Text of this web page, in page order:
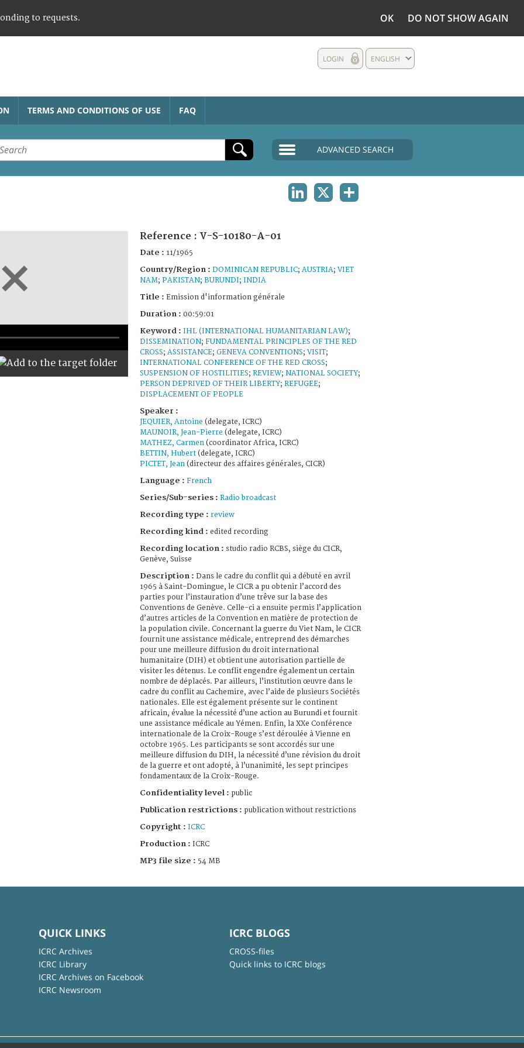
to requests. OK DO NOT SHOW AGAIN
ENGLISH
LOGIN
TERMS AND CONDITIONS OF USE FAQ
ADVANCED SEARCH
Reference : V-S-10180-A-01
Date : 11/1965
Country/Region : DOMINICAN REPUBLIC; AUSTRIA; VIET
NAM; PAKISTAN; BURUNDI; INDIA
Title : Emission d'information générale
Duration : 00:59:01
Keyword : IHL (INTERNATIONAL HUMANITARIAN LAW);
DISSEMINATION; FUNDAMENTAL PRINCIPLES OF THE RED
CROSS; ASSISTANCE; GENEVA CONVENTIONS; VISIT;
INTERNATIONAL CONFERENCE OF THE RED CROSS;
SUSPENSION OF HOSTILITIES; REVIEW; NATIONAL SOCIETY;
PERSON DEPRIVED OF THEIR LIBERTY; REFUGEE;
DISPLACEMENT OF PEOPLE
Speaker :
JEQUIER, Antoine (delegate, ICRC)
MAUNOIR, Jean-Pierre (delegate, ICRC)
MATHEZ, Carmen (coordinator Africa, ICRC)
BETTIN, Hubert (delegate, ICRC)
PICTET, Jean (directeur des affaires générales, CICR)
Language : French
Series/Sub-series : Radio broadcast
Recording type : review
Recording kind : edited recording
Recording location : studio radio RCBS, siège du CICR,
Genève, Suisse
Description : Dans le cadre du conflit qui a débuté en avril
1965 à Saint-Domingue, le CICR a pu obtenir l’accord des
parties pour l’instauration d’une trêve sur la base des
Conventions de Genève. Celle-ci a ensuite permis l’application
d’autres articles de la Convention en matière de protection de
la population civile. Concernant la guerre du Viet Nam, le CICR
fournit une assistance médicale, entreprend des démarches
pour une meilleure diffusion du droit international
humanitaire (DIH) et obtient une autorisation partielle de
visiter les détenus. Le conflit engendre également un certain
nombre de déplacés. Par ailleurs, l’institution œuvre dans le
cadre du conflit au Cachemire, avec l’aide de plusieurs Sociétés
nationales. Elle est également présente sur le continent
africain, évalue la nécessité d’une action au Burundi et fournit
une assistance médicale au Yémen. Enfin, la XXe Conférence
internationale de la Croix-Rouge s’est déroulée à Vienne en
octobre 1965. Les participants se sont accordés sur une
meilleure diffusion du DIH, la nécessité d’une révision du droit
de la guerre et ont adopté, à l’unanimité, les sept principes
fondamentaux de la Croix-Rouge.
Confidentiality level : public
Publication restrictions : publication without restrictions
Copyright : ICRC
Production : ICRC
MP3 file size : 54 MB
QUICK LINKS
ICRC Archives
ICRC Library
ICRC Archives on Facebook
ICRC Newsroom
ICRC BLOGS
CROSS-files
Quick links to ICRC blogs